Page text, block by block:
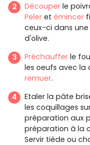
Découper le
Peler et émincer
ceux-ci dans
d'olive.
Préchauffer le
les oeufs avec la
remuer.
Etaler la pâte
les coquillages
préparation aux
préparation à la
Servir tiède ou